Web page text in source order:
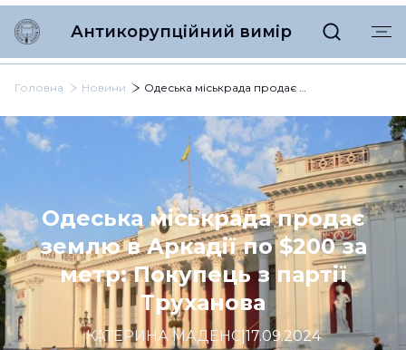
Антикорупційний вимір
Головна Новини Одеська міськрада продає землю в Аркадії по $200 за метр: Покупець з партії Труханова
Одеська міськрада продає
землю в Аркадії по $200 за
метр: Покупець з партії
Труханова
КАТЕРИНА МАДЕНС|17.09.2024